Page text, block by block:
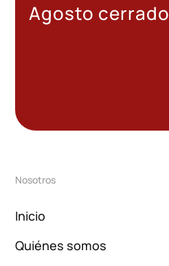
Agosto cerrado
Nosotros
Inicio
Quiénes somos